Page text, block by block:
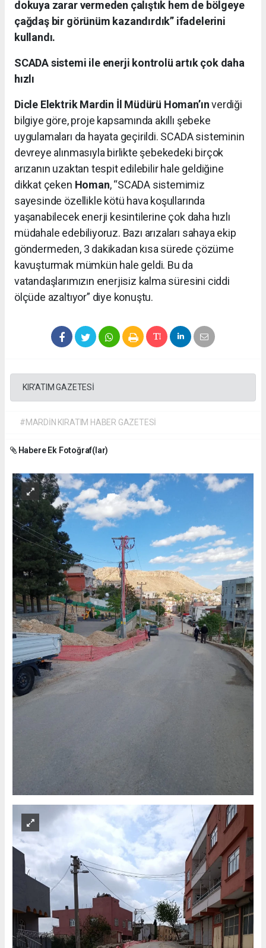
dokuya zarar vermeden çalıştık hem de bölgeye
çağdaş bir görünüm kazandırdık” ifadelerini
kullandı.
SCADA sistemi ile enerji kontrolü artık çok daha
hızlı
Dicle Elektrik Mardin İl Müdürü Homan’ınverdiği
bilgiye göre, proje kapsamında akıllı şebeke
uygulamaları da hayata geçirildi. SCADA sisteminin
devreye alınmasıyla birlikte şebekedeki birçok
arızanın uzaktan tespit edilebilir hale geldiğine
dikkat çeken Homan, “SCADA sistemimiz
sayesinde özellikle kötü hava koşullarında
yaşanabilecek enerji kesintilerine çok daha hızlı
müdahale edebiliyoruz. Bazı arızaları sahaya ekip
göndermeden, 3 dakikadan kısa sürede çözüme
kavuşturmak mümkün hale geldi. Bu da
vatandaşlarımızın enerjisiz kalma süresini ciddi
ölçüde azaltıyor” diye konuştu.
KIR'ATIM GAZETESİ
#MARDİN KIRATIM HABER GAZETESİ
Habere Ek Fotoğraf(lar)